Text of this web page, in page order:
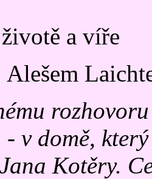
a víře
- v domě,
Kotěry.